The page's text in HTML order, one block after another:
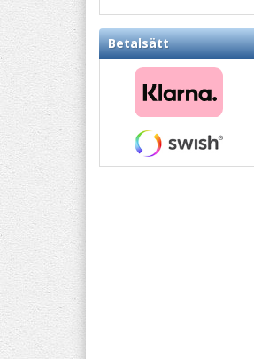
Betalsätt